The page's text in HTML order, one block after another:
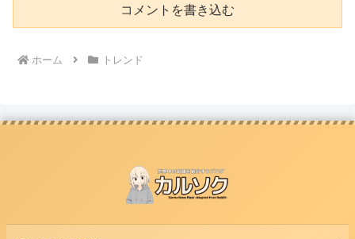
コメントを書き込む
ホーム トレンド